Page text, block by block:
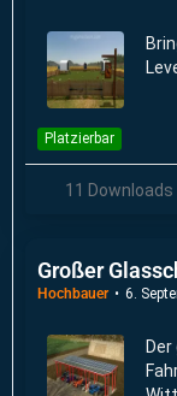
Platzierbar
11 Downloads
Großer
Hochbauer 6.